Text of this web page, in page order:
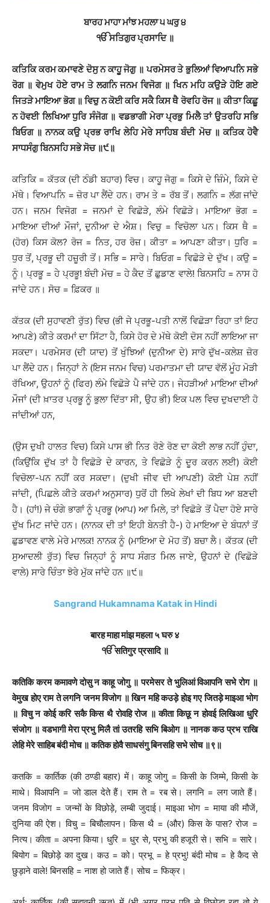
ਬਾਰਹ ਮਾਹਾ ਮਾਂਝ ਮਹਲਾ ੫ ਘਰੁ ੪
ੴ ਸਤਿਗੁਰ ਪ੍ਰਸਾਦਿ ॥
ਕਤਿਕਿ ਕਰਮ ਕਮਾਵਣੇ ਦੋਸੁ ਨ ਕਾਹੂ ਜੋਗੁ ॥ ਪਰਮੇਸਰ ਤੇ ਭੁਲਿਆਂ ਵਿਆਪਨਿ ਸਭੇ
ਰੋਗ ॥ ਵੇਮੁਖ ਹੋਏ ਰਾਮ ਤੇ ਲਗਨਿ ਜਨਮ ਵਿਜੋਗ ॥ ਖਿਨ ਮਹਿ ਕਉੜੇ ਹੋਇ ਗਏ
ਜਿਤੜੇ ਮਾਇਆ ਭੋਗ ॥ ਵਿਚੁ ਨ ਕੋਈ ਕਰਿ ਸਕੈ ਕਿਸ ਥੈ ਰੋਵਹਿ ਰੋਜ ॥ ਕੀਤਾ ਕਿਛੂ
ਨ ਹੋਵਈ ਲਿਖਿਆ ਧੁਰਿ ਸੰਜੋਗ ॥ ਵਡਭਾਗੀ ਮੇਰਾ ਪ੍ਰਭੁ ਮਿਲੈ ਤਾਂ ਉਤਰਹਿ ਸਭਿ
ਬਿਓਗ ॥ ਨਾਨਕ ਕਉ ਪ੍ਰਭ ਰਾਖਿ ਲੇਹਿ ਮੇਰੇ ਸਾਹਿਬ ਬੰਦੀ ਮੋਚ ॥ ਕਤਿਕ ਹੋਵੈ
ਸਾਧਸੰਗੁ ਬਿਨਸਹਿ ਸਭੇ ਸੋਚ ॥੯॥
ਕਤਿਕਿ = ਕੱਤਕ (ਦੀ ਠੰਡੀ ਬਹਾਰ) ਵਿਚ। ਕਾਹੂ ਜੋਗੁ = ਕਿਸੇ ਦੇ ਜ਼ਿੰਮੇ, ਕਿਸੇ ਦੇ
ਮੱਥੇ। ਵਿਆਪਨਿ = ਜ਼ੋਰ ਪਾ ਲੈਂਦੇ ਹਨ। ਰਾਮ ਤੇ = ਰੱਬ ਤੋਂ। ਲਗਨਿ = ਲੱਗ ਜਾਂਦੇ
ਹਨ। ਜਨਮ ਵਿਜੋਗ = ਜਨਮਾਂ ਦੇ ਵਿਛੋੜੇ, ਲੰਮੇ ਵਿਛੋੜੇ। ਮਾਇਆ ਭੋਗ =
ਮਾਇਆ ਦੀਆਂ ਮੌਜਾਂ, ਦੁਨੀਆ ਦੇ ਐਸ਼। ਵਿਚੁ = ਵਿਚੋਲਾ ਪਨ। ਕਿਸ ਥੈ =
(ਹੋਰ) ਕਿਸ ਕੋਲ? ਰੋਜ = ਨਿਤ, ਹਰ ਰੋਜ਼। ਕੀਤਾ = ਆਪਣਾ ਕੀਤਾ। ਧੁਰਿ =
ਧੁਰ ਤੋਂ, ਪ੍ਰਭੂ ਦੀ ਹਜ਼ੂਰੀ ਤੋਂ। ਸਭਿ = ਸਾਰੇ। ਬਿਓਗ = ਵਿਛੋੜੇ ਦੇ ਦੁੱਖ। ਕਉ =
ਨੂੰ। ਪ੍ਰਭੂ = ਹੇ ਪ੍ਰਭੂ! ਬੰਦੀ ਮੋਚ = ਹੇ ਕੈਦ ਤੋਂ ਛੁਡਾਣ ਵਾਲੇ! ਬਿਨਸਹਿ = ਨਾਸ ਹੋ
ਜਾਂਦੇ ਹਨ। ਸੋਚ = ਫ਼ਿਕਰ ॥
ਕੱਤਕ (ਦੀ ਸੁਹਾਵਣੀ ਰੁੱਤ) ਵਿਚ (ਭੀ ਜੇ ਪ੍ਰਭੂ-ਪਤੀ ਨਾਲੋਂ ਵਿਛੋੜਾ ਰਿਹਾ ਤਾਂ ਇਹ
ਆਪਣੇ) ਕੀਤੇ ਕਰਮਾਂ ਦਾ ਸਿੱਟਾ ਹੈ, ਕਿਸੇ ਹੋਰ ਦੇ ਮੱਥੇ ਕੋਈ ਦੋਸ ਨਹੀਂ ਲਾਇਆ ਜਾ
ਸਕਦਾ। ਪਰਮੇਸਰ (ਦੀ ਯਾਦ) ਤੋਂ ਖੁੰਝਿਆਂ (ਦੁਨੀਆ ਦੇ) ਸਾਰੇ ਦੁੱਖ-ਕਲੇਸ਼ ਜ਼ੋਰ
ਪਾ ਲੈਂਦੇ ਹਨ। ਜਿਨ੍ਹਾਂ ਨੇ (ਇਸ ਜਨਮ ਵਿਚ) ਪਰਮਾਤਮਾ ਦੀ ਯਾਦ ਵੱਲੋਂ ਮੂੰਹ ਮੋੜੀ
ਰੱਖਿਆ, ਉਹਨਾਂ ਨੂੰ (ਫਿਰ) ਲੰਮੇ ਵਿਛੋੜੇ ਪੈ ਜਾਂਦੇ ਹਨ। ਜੇਹੜੀਆਂ ਮਾਇਆ ਦੀਆਂ
ਮੌਜਾਂ (ਦੀ ਖ਼ਾਤਰ ਪ੍ਰਭੂ ਨੂੰ ਭੁਲਾ ਦਿੱਤਾ ਸੀ, ਉਹ ਭੀ) ਇਕ ਪਲ ਵਿਚ ਦੁਖਦਾਈ ਹੋ
ਜਾਂਦੀਆਂ ਹਨ,
(ਉਸ ਦੁਖੀ ਹਾਲਤ ਵਿਚ) ਕਿਸੇ ਪਾਸ ਭੀ ਨਿਤ ਰੋਣੇ ਰੋਣ ਦਾ ਕੋਈ ਲਾਭ ਨਹੀਂ ਹੁੰਦਾ,
(ਕਿਉਂਕਿ ਦੁੱਖ ਤਾਂ ਹੈ ਵਿਛੋੜੇ ਦੇ ਕਾਰਨ, ਤੇ ਵਿਛੋੜੇ ਨੂੰ ਦੂਰ ਕਰਨ ਲਈ) ਕੋਈ
ਵਿਚੋਲਾ-ਪਨ ਨਹੀਂ ਕਰ ਸਕਦਾ। (ਦੁਖੀ ਜੀਵ ਦੀ ਆਪਣੀ) ਕੋਈ ਪੇਸ਼ ਨਹੀਂ
ਜਾਂਦੀ, (ਪਿਛਲੇ ਕੀਤੇ ਕਰਮਾਂ ਅਨੁਸਾਰ) ਧੁਰੋਂ ਹੀ ਲਿਖੇ ਲੇਖਾਂ ਦੀ ਬਿਧ ਆ ਬਣਦੀ
ਹੈ। (ਹਾਂ!) ਜੇ ਚੰਗੇ ਭਾਗਾਂ ਨੂੰ ਪ੍ਰਭੂ (ਆਪ) ਆ ਮਿਲੇ, ਤਾਂ ਵਿਛੋੜੇ ਤੋਂ ਪੈਦਾ ਹੋਏ ਸਾਰੇ
ਦੁੱਖ ਮਿਟ ਜਾਂਦੇ ਹਨ। (ਨਾਨਕ ਦੀ ਤਾਂ ਇਹੀ ਬੇਨਤੀ ਹੈ-) ਹੇ ਮਾਇਆ ਦੇ ਬੰਧਨਾਂ ਤੋਂ
ਛੁਡਾਵਣ ਵਾਲੇ ਮੇਰੇ ਮਾਲਕ! ਨਾਨਕ ਨੂੰ (ਮਾਇਆ ਦੇ ਮੋਹ ਤੋਂ) ਬਚਾ ਲੈ। ਕੱਤਕ (ਦੀ
ਸੁਆਦਲੀ ਰੁੱਤ) ਵਿਚ ਜਿਨ੍ਹਾਂ ਨੂੰ ਸਾਧ ਸੰਗਤ ਮਿਲ ਜਾਏ, ਉਹਨਾਂ ਦੇ (ਵਿਛੋੜੇ
ਵਾਲੇ) ਸਾਰੇ ਚਿੰਤਾ ਝੋਰੇ ਮੁੱਕ ਜਾਂਦੇ ਹਨ ॥੯॥
Sangrand Hukamnama Katak in Hindi
बारह माहा मांझ महला ५ घरु ४
ੴ सतिगुर प्रसादि ॥
कतिकि करम कमावणे दोसु न काहू जोगु ॥ परमेसर ते भुलिआं विआपनि सभे रोग ॥
वेमुख होए राम ते लगनि जनम विजोग ॥ खिन महि कउड़े होइ गए जितड़े माइआ भोग
॥ विचु न कोई करि सकै किस थै रोवहि रोज ॥ कीता किछू न होवई लिखिआ धुरि
संजोग ॥ वडभागी मेरा प्रभु मिलै तां उतरहि सभि बिओग ॥ नानक कउ प्रभ राखि
लेहि मेरे साहिब बंदी मोच ॥ कतिक होवै साधसंगु बिनसहि सभे सोच ॥९॥
कतकि = कार्तिक (की ठण्डी बहार) में। काहू जोगु = किसी के जिम्मे, किसी के
माथे। विआपनि = जो डाल देते हैं। राम ते = रब से। लगनि = लग जाते हैं।
जनम विजोग = जन्मों के विछोड़े, लम्बी जुदाई। माइआ भोग = माया की मौजें,
दुनिया की ऐश। विचु = बिचौलापन। किस थै = (और) किस के पास? रोज =
नित्य। कीता = अपना किया। धुरि = धुर से, प्रभु की हजूरी से। सभि = सारे।
बियोग = बिछोड़े का दुख। कउ = को। प्रभू = हे प्रभु! बंदी मोच = हे कैद से
छुड़ाने वाले! बिनसहि = नाश हो जाते हैं। सोच = फिक्र।